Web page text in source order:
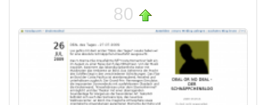
80